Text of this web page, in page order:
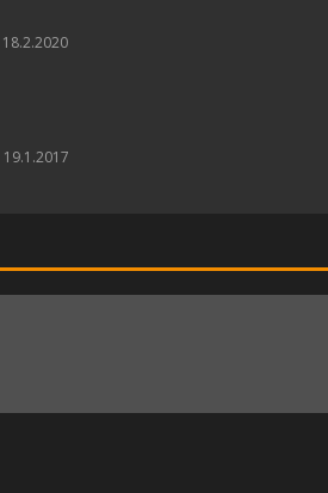
18.2.2020
19.1.2017